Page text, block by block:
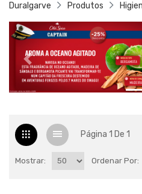
Duralgarve Produtos
Página 1 De 1
Mostrar: Ordenar Por: